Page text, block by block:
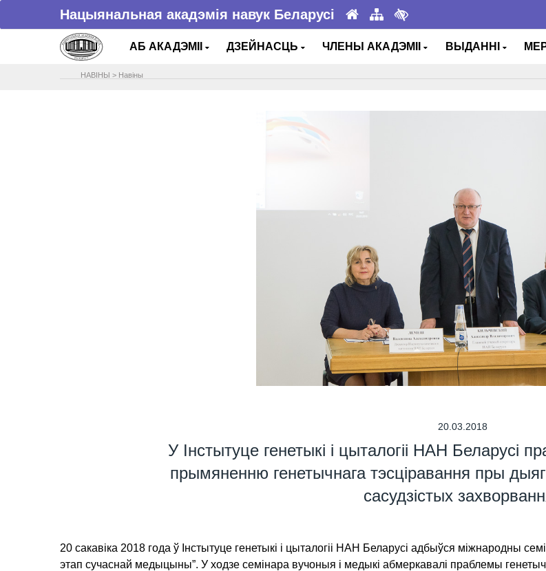
Нацыянальная акадэмія навук Беларусі
АБ АКАДЭМІІ ДЗЕЙНАСЦЬ ЧЛЕНЫ АКАДЭМІІ ВЫДАННІ
НАВIНЫ > Навіны
20.03.2018
У Інстытуце генетыкі і цыталогіі НАН Беларусі
прымяненню генетычнага тэсціравання пры
сасудзiстых
20 сакавіка 2018 года ў Інстытуце генетыкі і цыталогіі НАН Беларусі адбыўся міжнародны
этап сучаснай медыцыны”. У ходзе семінара вучоныя і медыкі абмеркавалі праблемы